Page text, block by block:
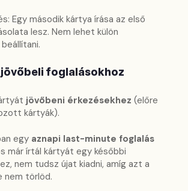
Egy második kártya írása az első
lesz. Nem lehet külön
foglalásokhoz
jövőbeni érkezésekhez (előre
kártyák).
egy aznapi last-minute foglalás
már írtál kártyát egy későbbi
nem tudsz újat kiadni, amíg azt a
nem törlöd.